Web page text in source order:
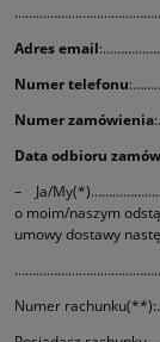
Adres email
Numer telefonu
Numer zamówienia
Data odbioru
– Ja/
o moim/naszym
umowy dostawy
Numer